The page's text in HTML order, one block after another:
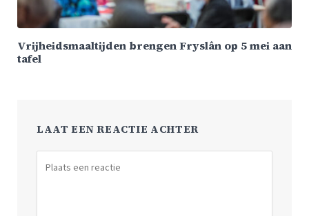
Vrijheidsmaaltijden brengen Fryslân op 5 mei aan
tafel
LAAT EEN REACTIE ACHTER